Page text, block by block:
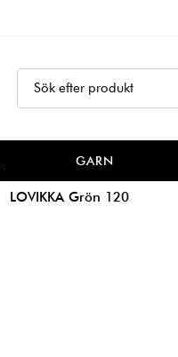
GARN
LOVIKKA Grön 120